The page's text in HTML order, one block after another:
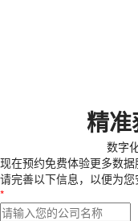
精
数字
现在预约免费体验更多数据
请完善以下信息，以便为
*